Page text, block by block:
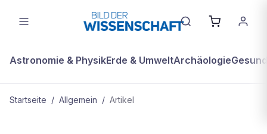
Astronomie & PhysikErde & UmweltArchäologie
Startseite / Allgemein / Artikel